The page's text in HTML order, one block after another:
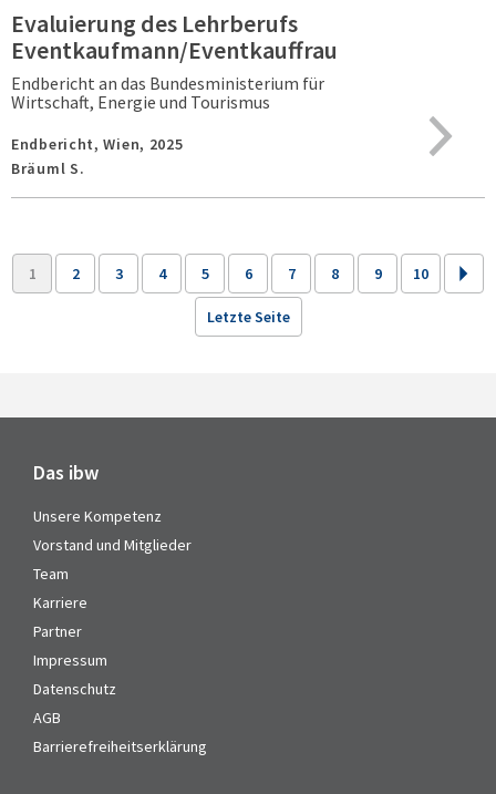
Evaluierung des Lehrberufs
Eventkaufmann/Eventkauffrau
Endbericht an das Bundesministerium für
Wirtschaft, Energie und Tourismus
Endbericht,Wien, 2025
Bräuml S.
1 2 3 4 5 6 7 8 9 10
Letzte Seite
Das ibw
Unsere Kompetenz
Vorstand und Mitglieder
Team
Karriere
Partner
Impressum
Datenschutz
AGB
Barrierefreiheitserklärung